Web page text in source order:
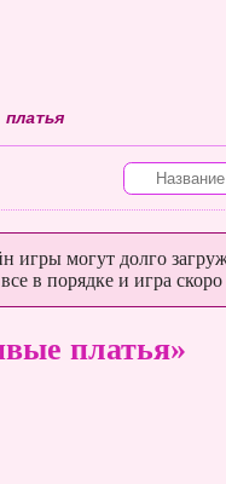
игры могут долго
в порядке и игра скоро
платья»